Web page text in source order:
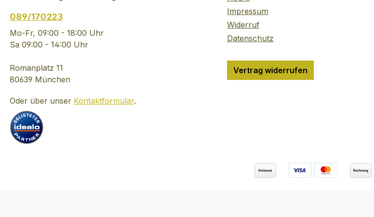
angereichert, zum
in Edelstahltanks für 12
089/170223
Mo-Fr, 09:00 - 18:00 Uhr
Sa 09:00 - 14:00 Uhr
Romanplatz 11
80639 München
Oder über unser Kontaktformular.
Impressum
Widerruf
Datenschutz
Vertrag widerrufen